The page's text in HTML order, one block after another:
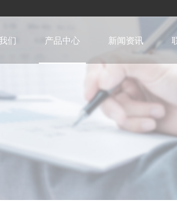
们 产品中心 新闻资讯